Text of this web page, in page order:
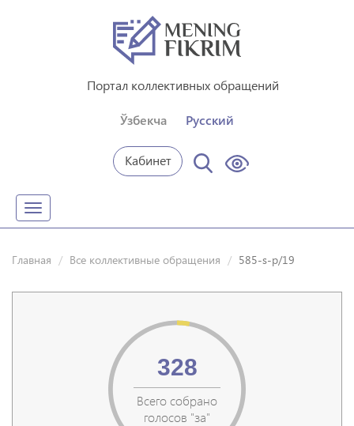
Портал коллективных обращений
Ўзбекча Русский
Кабинет
Toggle
navigation
Главная Все коллективные обращения 585-s-p/19
Всего собрано
голосов "за"
328